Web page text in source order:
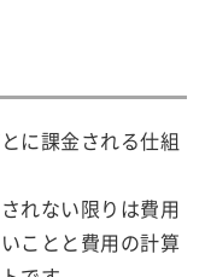
に課金される仕組
れない限りは費用
ことと費用の計算